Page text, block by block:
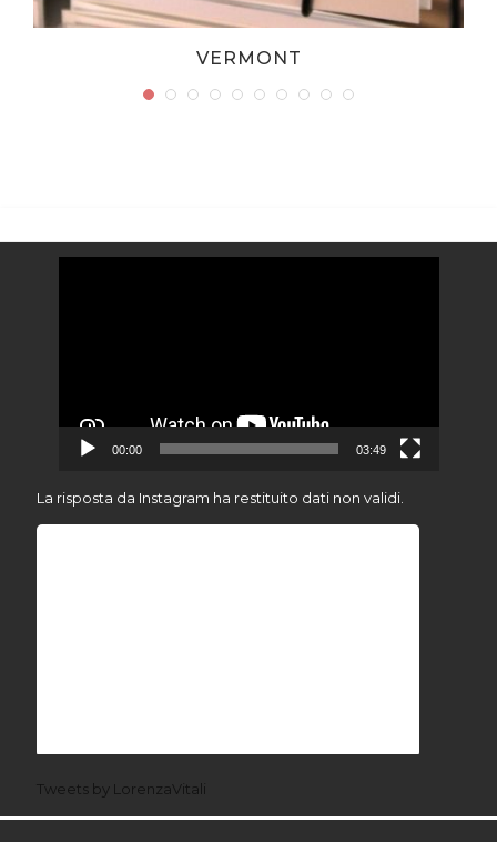
VERMONT
00:00 03:49
La risposta da Instagram ha restituito dati non validi.
Tweets by LorenzaVitali